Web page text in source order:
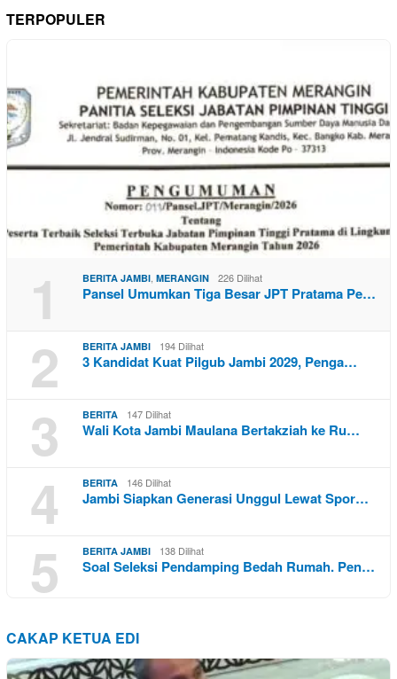
TERPOPULER
1 BERITA JAMBI MERANGIN 226 Dilihat
Pansel Umumkan Tiga Besar JPT Pratama Pe…
2 BERITA JAMBI 194 Dilihat
3 Kandidat Kuat Pilgub Jambi 2029, Penga…
3 BERITA 147 Dilihat
Wali Kota Jambi Maulana Bertakziah ke Ru…
4 BERITA 146 Dilihat
Jambi Siapkan Generasi Unggul Lewat Spor…
5 BERITA JAMBI 138 Dilihat
Soal Seleksi Pendamping Bedah Rumah. Pen…
CAKAP KETUA EDI